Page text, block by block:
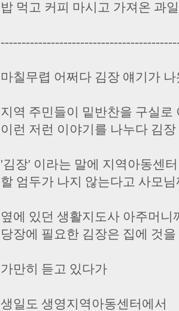
밥 먹고 커피 마시고 가져온 과
마칠무렵 어쩌다 김장 얘기가 나
지역 주민들이 밑반찬을 구실로
이런 저런 이야기를 나누다 김
'김장' 이라는 말에 지역아동센
할 엄두가 나지 않는다고 사모
옆에 있던 생활지도사 아주머니
당장에 필요한 김장은 집에 것
가만히 듣고 있다가
생일도 생영지역아동센터에서